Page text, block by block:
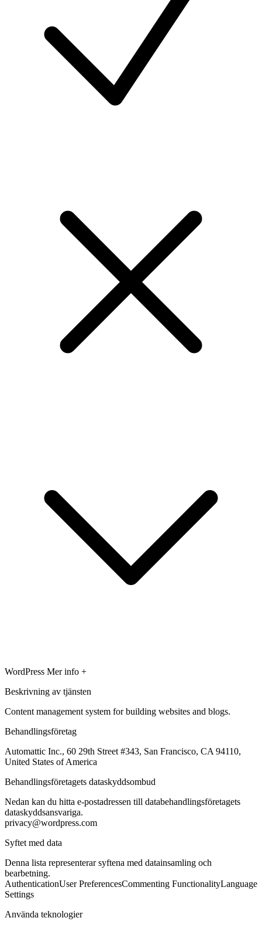
WordPress Mer info +
Beskrivning av tjänsten
Content management system for building websites and blogs.
Behandlingsföretag
Automattic Inc., 60 29th Street #343, San Francisco, CA 94110,
United States of America
Behandlingsföretagets dataskyddsombud
Nedan kan du hitta e-postadressen till databehandlingsföretagets
dataskyddsansvariga.
privacy@wordpress.com
Syftet med data
Denna lista representerar syftena med datainsamling och
bearbetning.
AuthenticationUser PreferencesCommenting FunctionalityLanguage
Settings
Använda teknologier